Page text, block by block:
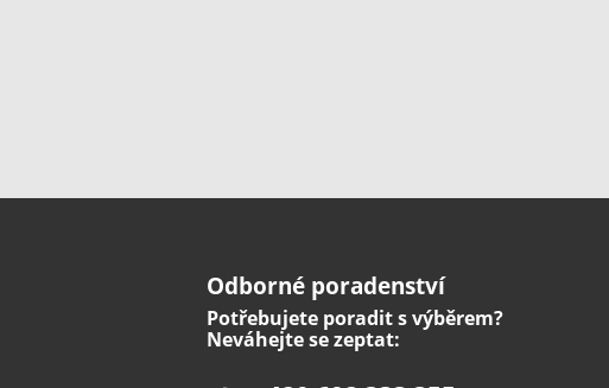
Odborné poradenství
Potřebujete poradit s výběrem?
Neváhejte se zeptat: